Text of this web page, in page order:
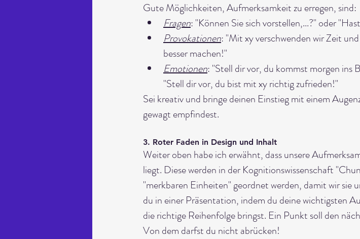
Gute Möglichkeiten, Aufmerksamkeit zu erregen, sind:
Fragen: "Können Sie sich vorstellen,...?" oder
Provokationen: "Mit xy verschwenden wir Zeit
besser machen!"
Emotionen: "Stell dir vor, du kommst morgen ins
"Stell dir vor, du bist mit xy richtig zufrieden!"
Sei kreativ und bringe deinen Einstieg mit einem
gewagt empfindest.
3. Roter Faden in Design und Inhalt
Weiter oben habe ich erwähnt, dass unsere
liegt. Diese werden in der Kognitionswissenschaft
"merkbaren Einheiten" geordnet werden, damit wir sie
du in einer Präsentation, indem du deine wichtigsten
die richtige Reihenfolge bringst. Ein Punkt soll den
Von dem darfst du nicht abrücken!